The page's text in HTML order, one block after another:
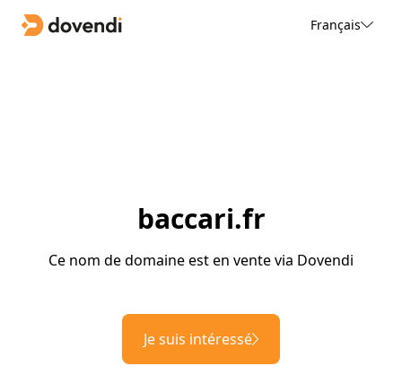
Français
baccari.fr
Ce nom de domaine est en vente via Dovendi
Je suis intéressé